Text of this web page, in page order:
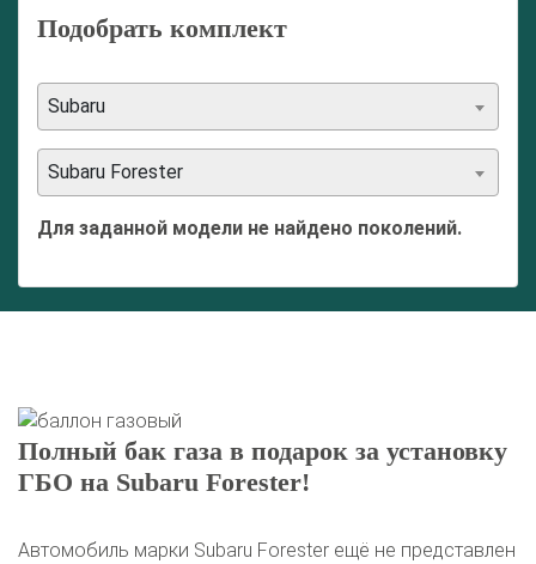
Подобрать комплект
Subaru
Subaru Forester
Для заданной модели не найдено поколений.
Полный бак газа в подарок за установку
ГБО на Subaru Forester!
Автомобиль марки Subaru Forester ещё не представлен